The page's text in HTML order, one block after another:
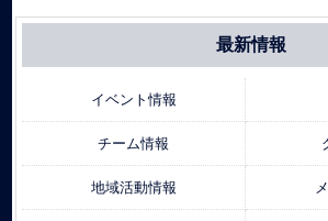
最新情報
イベント情報
チーム情報
地域活動情報